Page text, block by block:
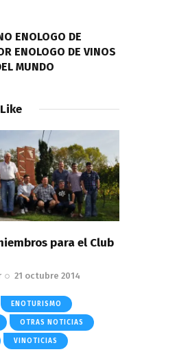
ENOLOGO DE
ENOLOGO DE VINOS
MUNDO
para el Club
21 octubre 2014
ENOTURISMO
OTRAS NOTICIAS
VINOTICIAS